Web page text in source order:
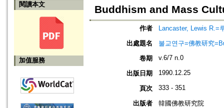
閱讀本文
加值服務
Buddhism and Mass
作者
Lancaster, Lewis R.=
出處題名
불교연구=佛教研究
卷期
v.6/7 n.0
出版日期 1990.12.25
頁次 333 - 351
出版者
韓國佛教研究院